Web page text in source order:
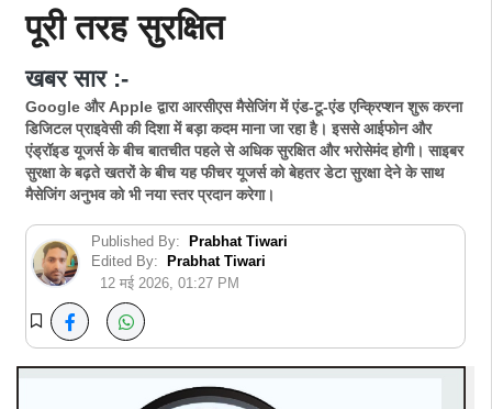
पूरी तरह सुरक्षित
खबर सार :-
Google और Apple द्वारा आरसीएस मैसेजिंग में एंड-टू-एंड एन्क्रिप्शन शुरू करना
डिजिटल प्राइवेसी की दिशा में बड़ा कदम माना जा रहा है। इससे आईफोन और
एंड्रॉइड यूजर्स के बीच बातचीत पहले से अधिक सुरक्षित और भरोसेमंद होगी। साइबर
सुरक्षा के बढ़ते खतरों के बीच यह फीचर यूजर्स को बेहतर डेटा सुरक्षा देने के साथ
मैसेजिंग अनुभव को भी नया स्तर प्रदान करेगा।
Published By:
Prabhat Tiwari
Edited By:
Prabhat Tiwari
12 मई 2026, 01:27 PM